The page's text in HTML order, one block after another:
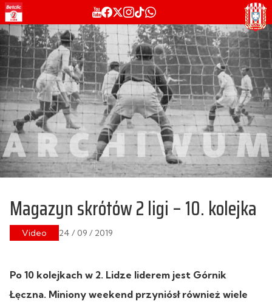
Magazyn skrótów 2 ligi – 10. kolejka
Video 24 / 09 / 2019
Po 10 kolejkach w 2. Lidze liderem jest Górnik
Łęczna. Miniony weekend przyniósł również wiele